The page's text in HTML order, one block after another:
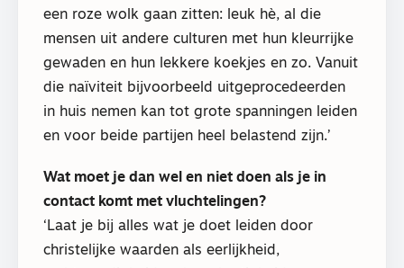
een roze wolk gaan zitten: leuk hè, al die
mensen uit andere culturen met hun kleurrijke
gewaden en hun lekkere koekjes en zo. Vanuit
die naïviteit bijvoorbeeld uitgeprocedeerden
in huis nemen kan tot grote spanningen leiden
en voor beide partijen heel belastend zijn.’
Wat moet je dan wel en niet doen als je in
contact komt met vluchtelingen?
‘Laat je bij alles wat je doet leiden door
christelijke waarden als eerlijkheid,